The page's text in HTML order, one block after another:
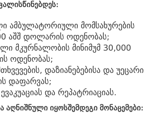
:
ამბულატორიული მომსახურების
აშშ დოლარის ოდენობას;
მკურნალობის მინიმუმ 30,000
ოდენობას;
დაზიანებებისა და უეცარი
დაფარვას;
და რეპატრიაციას.
აღნიშნული იყოსშემდეგი მონაცემები:
Travel Centre LTD
დაცულია